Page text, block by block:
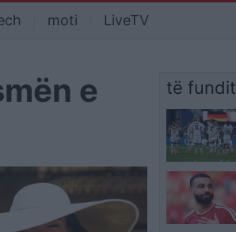
moti LiveTV
e
të fundit